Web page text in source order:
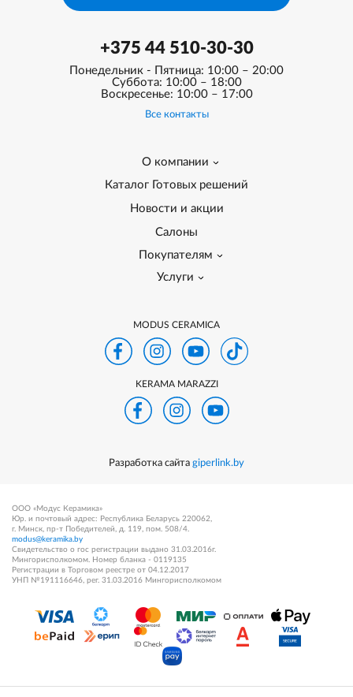
+375 44 510-30-30
Понедельник - Пятница: 10:00 – 20:00
Суббота: 10:00 – 18:00
Воскресенье: 10:00 – 17:00
Все контакты
О компании
Каталог Готовых решений
Новости и акции
Салоны
Покупателям
Услуги
MODUS CERAMICA
KERAMA MARAZZI
Разработка сайта giperlink.by
ООО «Модус Керамика»
Юр. и почтовый адрес: Республика Беларусь 220062,
г. Минск, пр-т Победителей, д. 119, пом. 508/4.
modus@keramika.by
Свидетельство о гос регистрации выдано 31.03.2016г.
Мингорисполкомом. Номер бланка - 0119135
Регистрации в Торговом реестре от 04.12.2017
УНП №191116646, рег. 31.03.2016 Мингорисполкомом